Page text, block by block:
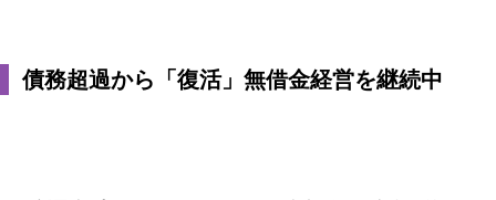
債務超過から「復活」無借金経営を継続中